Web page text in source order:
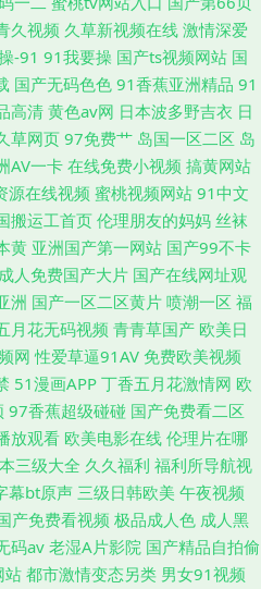
久视频 久草新视频在线 激情深爱
-91 91我要操 国产ts视频网站 国
国产无码色色 91香蕉亚洲精品 91
高清 黄色av网 日本波多野吉衣 日
草网页 97免费艹 岛国一区二区 岛
AV一卡 在线免费小视频 搞黄网站
源在线视频 蜜桃视频网站 91中文
搬运工首页 伦理朋友的妈妈 丝袜
黄 亚洲国产第一网站 国产99不卡
成人免费国产大片 国产在线网址观
洲 国产一区二区黄片 喷潮一区 福
月花无码视频 青青草国产 欧美日
网 性爱草逼91AV 免费欧美视频
51漫画APP 丁香五月花激情网 欧
97香蕉超级碰碰 国产免费看二区
放观看 欧美电影在线 伦理片在哪
三级大全 久久福利 福利所导航视
幕bt原声 三级日韩欧美 午夜视频
产免费看视频 极品成人色 成人黑
码av 老湿A片影院 国产精品自拍偷
站 都市激情变态另类 男女91视频